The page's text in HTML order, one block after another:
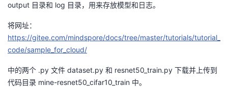
output 目录和 log 目录，用来存放模型和日志。
将网址：
https://gitee.com/mindspore/docs/tree/master/tutorials/tutorial_
code/sample_for_cloud/
中的两个 .py 文件 dataset.py 和 resnet50_train.py 下载并上传到
代码目录 mine-resnet50_cifar10_train 中。